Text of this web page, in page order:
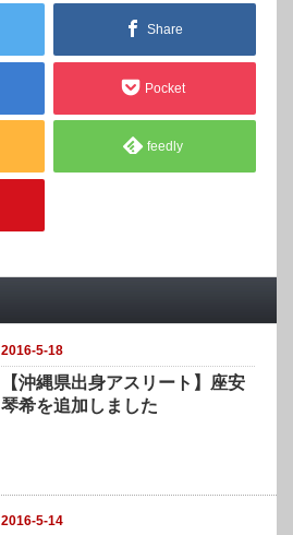
Share
Pocket
feedly
2016-5-18
【沖縄県出身アスリート】座安
琴希を追加しました
2016-5-14